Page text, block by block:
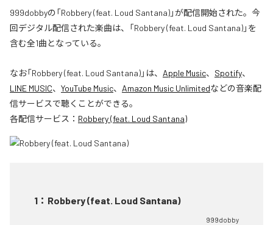
999dobbyの「Robbery (feat. Loud Santana)」が配信開始された。今
回デジタル配信された楽曲は、「Robbery (feat. Loud Santana)」を
含む全1曲となっている。
なお「Robbery (feat. Loud Santana)」は、 Apple Music、 Spotify、
LINE MUSIC、 YouTube Music、 Amazon Music Unlimitedなどの音楽配
信サービスで聴くことができる。
各配信サービス： Robbery (feat. Loud Santana)
1 ： Robbery (feat. Loud Santana)
999dobby